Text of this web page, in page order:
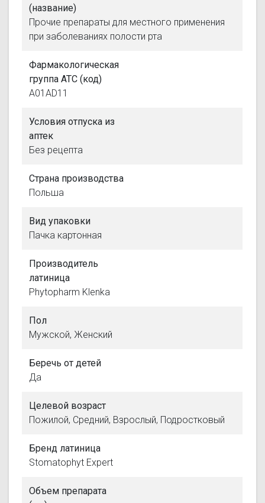
(название)
Прочие препараты для местного применения
при заболеваниях полости рта
Фармакологическая
группа АТС (код)
A01AD11
Условия отпуска из
аптек
Без рецепта
Страна производства
Польша
Вид упаковки
Пачка картонная
Производитель
латиница
Phytopharm Klenka
Пол
Мужской, Женский
Беречь от детей
Да
Целевой возраст
Пожилой, Средний, Взрослый, Подростковый
Бренд латиница
Stomatophyt Expert
Объем препарата